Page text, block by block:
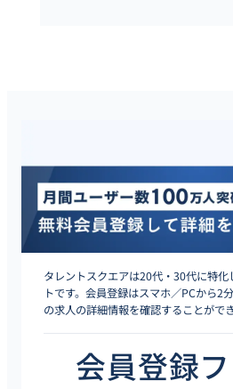
タレントスクエアは20代・30代に特
トです。会員登録はスマホ／PCから2
の求人の詳細情報を確認することができ
会員登録